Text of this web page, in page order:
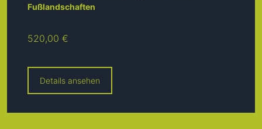
Fußlandschaften
520,00 €
Details ansehen